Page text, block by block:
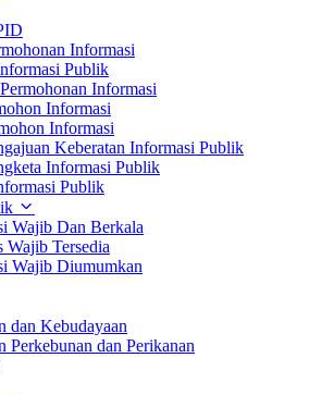
Informasi
Publik
Informasi
Informasi
Informasi
Keberatan Informasi Publik
Informasi Publik
Publik
Wajib Dan Berkala
Wajib Tersedia
Wajib Diumumkan
dan Kebudayaan
Perkebunan dan Perikanan